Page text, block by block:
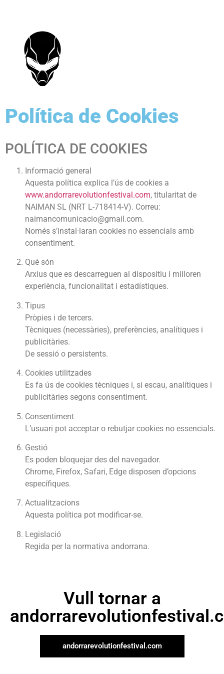
Política de Cookies
POLÍTICA DE COOKIES
Informació general
Aquesta política explica l’ús de cookies a
www.andorrarevolutionfestival.com, titularitat de
NAIMAN SL (NRT L-718414-V). Correu:
naimancomunicacio@gmail.com.
Només s’instal·laran cookies no essencials amb
consentiment.
Què són
Arxius que es descarreguen al dispositiu i milloren
experiència, funcionalitat i estadístiques.
Tipus
Pròpies i de tercers.
Tècniques (necessàries), preferències, analítiques i
publicitàries.
De sessió o persistents.
Cookies utilitzades
Es fa ús de cookies tècniques i, si escau, analítiques i
publicitàries segons consentiment.
Consentiment
L’usuari pot acceptar o rebutjar cookies no essencials.
Gestió
Es poden bloquejar des del navegador.
Chrome, Firefox, Safari, Edge disposen d’opcions
específiques.
Actualitzacions
Aquesta política pot modificar-se.
Legislació
Regida per la normativa andorrana.
Vull tornar a
andorrarevolutionfestival.com